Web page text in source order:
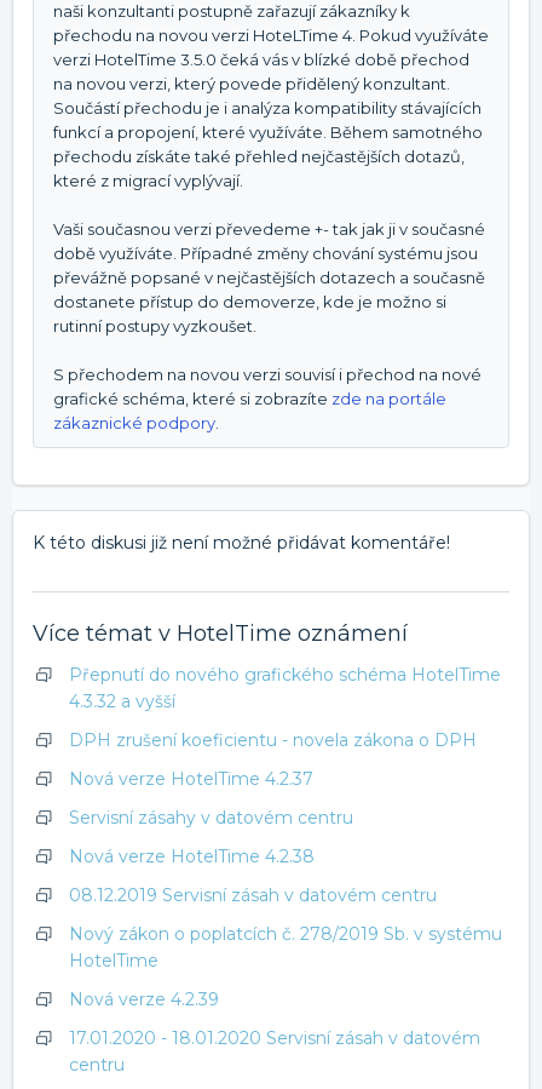
naši konzultanti postupně zařazují zákazníky k
přechodu na novou verzi HoteLTime 4. Pokud využíváte
verzi HotelTime 3.5.0 čeká vás v blízké době přechod
na novou verzi, který povede přidělený konzultant.
Součástí přechodu je i analýza kompatibility stávajících
funkcí a propojení, které využíváte. Během samotného
přechodu získáte také přehled nejčastějších dotazů,
které z migrací vyplývají.
Vaši současnou verzi převedeme +- tak jak ji v současné
době využíváte. Případné změny chování systému jsou
převážně popsané v nejčastějších dotazech a současně
dostanete přístup do demoverze, kde je možno si
rutinní postupy vyzkoušet.
S přechodem na novou verzi souvisí i přechod na nové
grafické schéma, které si zobrazíte zde na portále
zákaznické podpory
K této diskusi již není možné přidávat komentáře!
Více témat v HotelTime oznámení
Přepnutí do nového grafického schéma HotelTime
4.3.32 a vyšší
DPH zrušení koeficientu - novela zákona o DPH
Nová verze HotelTime 4.2.37
Servisní zásahy v datovém centru
Nová verze HotelTime 4.2.38
08.12.2019 Servisní zásah v datovém centru
Nový zákon o poplatcích č. 278/2019 Sb. v systému
HotelTime
Nová verze 4.2.39
17.01.2020 - 18.01.2020 Servisní zásah v datovém
centru